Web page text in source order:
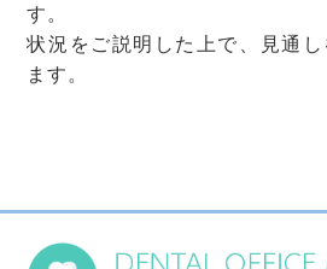
す。
状況をご説明した上で、見通
ます。